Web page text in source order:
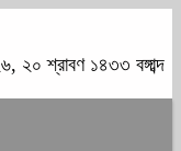
২০ শ্রাবণ ১৪৩৩ বঙ্গাব্দ